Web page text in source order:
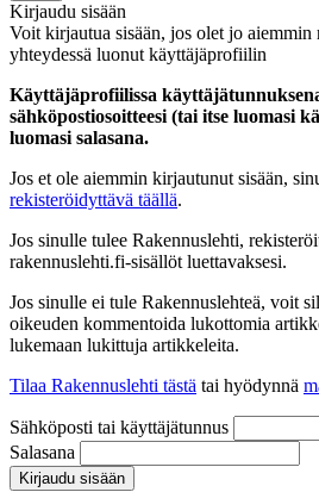
Kirjaudu sisään
Voit kirjautua sisään, jos olet jo aiemmin
yhteydessä luonut käyttäjäprofiilin
Käyttäjäprofiilissa
sähköpostiosoitteesi (tai itse luomasi
luomasi salasana.
Jos et ole aiemmin kirjautunut sisään,
rekisteröidyttävä täällä.
Jos sinulle tulee Rakennuslehti,
rakennuslehti.fi-sisällöt luettavaksesi.
Jos sinulle ei tule Rakennuslehteä, voit
oikeuden kommentoida lukottomia
lukemaan lukittuja artikkeleita.
Tilaa Rakennuslehti tästä tai hyödynnä
Sähköposti tai käyttäjätunnus
Salasana
Kirjaudu sisään